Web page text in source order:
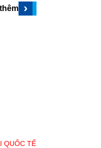
›
QUỐC TẾ